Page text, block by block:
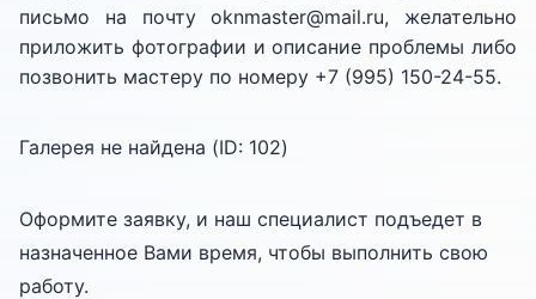
письмо на почту oknmaster@mail.ru, желательно
приложить фотографии и описание проблемы либо
позвонить мастеру по номеру +7 (995) 150-24-55.
Галерея не найдена (ID: 102)
Оформите заявку, и наш специалист подъедет в
назначенное Вами время, чтобы выполнить свою
работу.